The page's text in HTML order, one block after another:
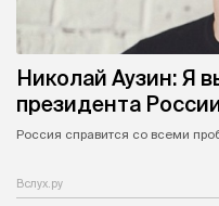
Николай Аузин: Я
президента
Россия справится со всеми
Вслух.ру